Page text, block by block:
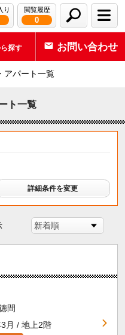
り 閲覧履歴
0
探す お問い合わせ
アパート一覧
ト一覧
詳細条件を変更
間
月 / 地上2階